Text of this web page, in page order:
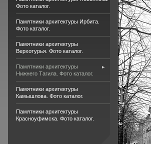
Фото каталог.
Памятники архитектуры Ирбита.
Фото каталог.
Памятники архитектуры
Верхотурья. Фото каталог.
Памятники архитектуры
Нижнего Тагила. Фото каталог.
Памятники архитектуры
Камышлова. Фото каталог.
Памятники архитектуры
Красноуфимска. Фото каталог.